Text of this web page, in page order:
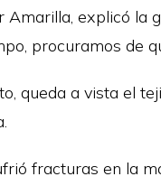
explicó la
procuramos de
queda a vista el
fracturas en la